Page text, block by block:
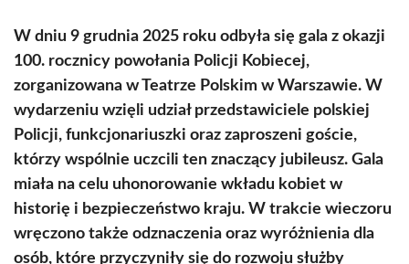
W dniu 9 grudnia 2025 roku odbyła się gala z okazji
100. rocznicy powołania Policji Kobiecej,
zorganizowana w Teatrze Polskim w Warszawie. W
wydarzeniu wzięli udział przedstawiciele polskiej
Policji, funkcjonariuszki oraz zaproszeni goście,
którzy wspólnie uczcili ten znaczący jubileusz. Gala
miała na celu uhonorowanie wkładu kobiet w
historię i bezpieczeństwo kraju. W trakcie wieczoru
wręczono także odznaczenia oraz wyróżnienia dla
osób, które przyczyniły się do rozwoju służby